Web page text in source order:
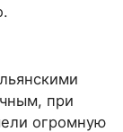
при
огромную